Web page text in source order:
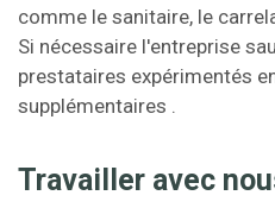
comme le sanitaire, le
Si nécessaire l'entreprise
prestataires expérimentés
supplémentaires .
Travailler avec